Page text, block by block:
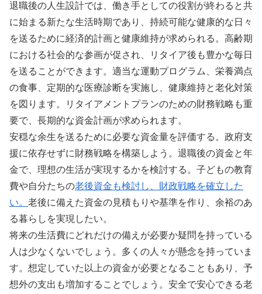
退職後の人生設計では、働き手としての役割が終わると共
に始まる新たな生活時期であり、持続可能な健康的な日々
を送るために経済的計画と健康維持が求められる。高齢期
における社会的な参画が促され、リタイア後も豊かな毎日
を送ることができます。適当な運動プログラム、栄養満点
の食事、定期的な医療診断を実施し、健康維持と老化対策
を図ります。リタイアメントプランのための財務戦略も重
要で、長期的な資金計画が求められます。
安穏な余生を送るために必要な資金量を評価する。政府支
援に依存せずに財務戦略を構築しよう。退職後の資金と年
金で、理想の生活が実現するかを検討する。子どもの教育
費や自分たちの老後資金も検討し、財政戦略を確立した
い。 老後に備えた資金の見積もりや基準を作り、余裕のあ
る暮らしを実現したい。
将来の生活費にどれだけの備えが必要か疑問を持っている
人は少なくないでしょう。多くの人々が懸念を持っていま
す。想定していた以上の資金が必要となることもあり、予
想外の支出も増加することでしょう。安全で安心できる老